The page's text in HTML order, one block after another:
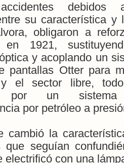
su característica y
obligaron a
en 1921,
y acoplando un
pantallas Otter para
el sector libre,
por un
por petróleo a
cambió la
que seguían
electrificó con una